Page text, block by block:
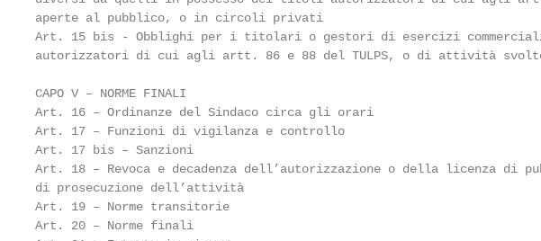
aperte al pubblico, o in circoli privati
Art. 15 bis - Obblighi per i titolari o gestori di esercizi
autorizzatori di cui agli artt. 86 e 88 del TULPS, o di attività
CAPO V – NORME FINALI
Art. 16 – Ordinanze del Sindaco circa gli orari
Art. 17 – Funzioni di vigilanza e controllo
Art. 17 bis – Sanzioni
Art. 18 – Revoca e decadenza dell’autorizzazione o della licenza di
di prosecuzione dell’attività
Art. 19 – Norme transitorie
Art. 20 – Norme finali